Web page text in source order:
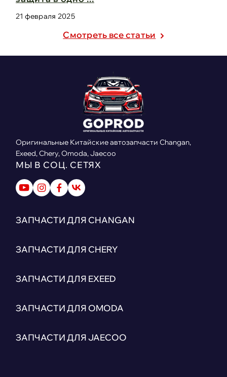
21 февраля 2025
Cмотреть все статьи
Оригинальные Китайские автозапчасти Changan,
Exeed, Chery, Omoda, Jaecoo
МЫ В СОЦ. СЕТЯХ
ЗАПЧАСТИ ДЛЯ CHANGAN
ЗАПЧАСТИ ДЛЯ CHERY
ЗАПЧАСТИ ДЛЯ EXEED
ЗАПЧАСТИ ДЛЯ OMODA
ЗАПЧАСТИ ДЛЯ JAECOO